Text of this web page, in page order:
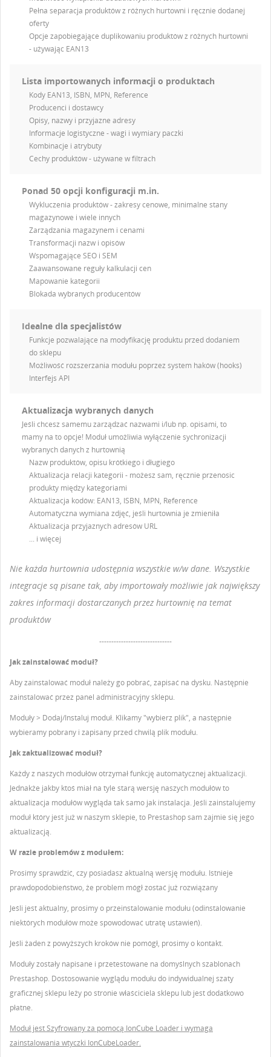
Pełna separacja produktów z różnych hurtowni i ręcznie dodanej
oferty
Opcje zapobiegające duplikowaniu produktów z różnych hurtowni
- używając EAN13
Lista importowanych informacji o produktach
Kody EAN13, ISBN, MPN, Reference
Producenci i dostawcy
Opisy, nazwy i przyjazne adresy
Informacje logistyczne - wagi i wymiary paczki
Kombinacje i atrybuty
Cechy produktów - używane w filtrach
Ponad 50 opcji konfiguracji m.in.
Wykluczenia produktów - zakresy cenowe, minimalne stany
magazynowe i wiele innych
Zarządzania magazynem i cenami
Transformacji nazw i opisów
Wspomagające SEO i SEM
Zaawansowane reguły kalkulacji cen
Mapowanie kategorii
Blokada wybranych producentów
Idealne dla specjalistów
Funkcje pozwalające na modyfikację produktu przed dodaniem
do sklepu
Możliwość rozszerzania modułu poprzez system haków (hooks)
Interfejs API
Aktualizacja wybranych danych
Jeśli chcesz samemu zarządzać nazwami i/lub np. opisami, to
mamy na to opcje! Moduł umożliwia wyłączenie sychronizacji
wybranych danych z hurtownią
Nazw produktów, opisu krótkiego i długiego
Aktualizacja relacji kategorii - możesz sam, ręcznie przenosic
produkty między kategoriami
Aktualizacja kodów: EAN13, ISBN, MPN, Reference
Automatyczna wymiana zdjęć, jeśli hurtownia je zmieniła
Aktualizacja przyjaznych adresów URL
... i więcej
Nie każda hurtownia udostępnia wszystkie w/w dane. Wszystkie
integracje są pisane tak, aby importowały możliwie jak największy
zakres informacji dostarczanych przez hurtownię na temat
produktów
------------------------------
Jak zainstalować moduł?
Aby zainstalować moduł należy go pobrać, zapisać na dysku. Następnie
zainstalować przez panel administracyjny sklepu.
Moduły > Dodaj/Instaluj moduł. Klikamy "wybierz plik", a następnie
wybieramy pobrany i zapisany przed chwilą plik modułu.
Jak zaktualizować moduł?
Każdy z naszych modułów otrzymał funkcję automatycznej aktualizacji.
Jednakże jakby ktoś miał na tyle starą wersję naszych modułów to
aktualizacja modułów wygląda tak samo jak instalacja. Jeśli zainstalujemy
moduł który jest już w naszym sklepie, to Prestashop sam zajmie się jego
aktualizacją.
W razie problemów z modułem:
Prosimy sprawdzić, czy posiadasz aktualną wersję modułu. Istnieje
prawdopodobieństwo, że problem mógł zostać już rozwiązany
Jeśli jest aktualny, prosimy o przeinstalowanie modułu (odinstalowanie
niektórych modułów może spowodować utratę ustawień).
Jeśli żaden z powyższych kroków nie pomógł, prosimy o kontakt.
Moduły zostały napisane i przetestowane na domyślnych szablonach
Prestashop. Dostosowanie wyglądu modułu do indywidualnej szaty
graficznej sklepu leży po stronie właściciela sklepu lub jest dodatkowo
płatne.
Moduł jest Szyfrowany za pomocą IonCube Loader i wymaga
zainstalowania wtyczki IonCubeLoader.